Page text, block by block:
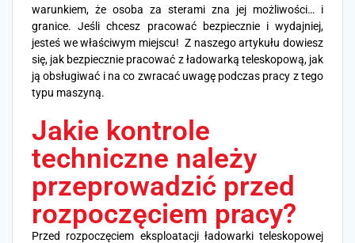
warunkiem, że osoba za sterami zna jej możliwości… i
granice. Jeśli chcesz pracować bezpiecznie i wydajniej,
jesteś we właściwym miejscu!Z naszego artykułu dowiesz
się, jak bezpiecznie pracować z ładowarką teleskopową, jak
ją obsługiwać i na co zwracać uwagę podczas pracy z tego
typu maszyną.
Jakie kontrole
techniczne należy
przeprowadzić przed
rozpoczęciem pracy?
Przed rozpoczęciem eksploatacji ładowarki teleskopowej